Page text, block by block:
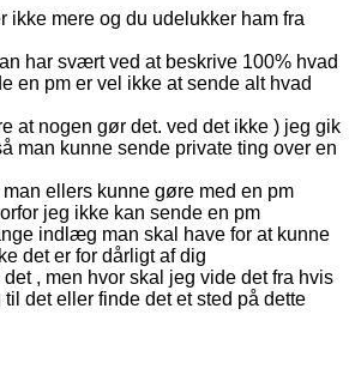
ikke mere og du udelukker ham fra
har svært ved at beskrive 100% hvad
en pm er vel ikke at sende alt hvad
at nogen gør det. ved det ikke ) jeg gik
man kunne sende private ting over en
ellers kunne gøre med en pm
jeg ikke kan sende en pm
indlæg man skal have for at kunne
det er for dårligt af dig
, men hvor skal jeg vide det fra hvis
det eller finde det et sted på dette